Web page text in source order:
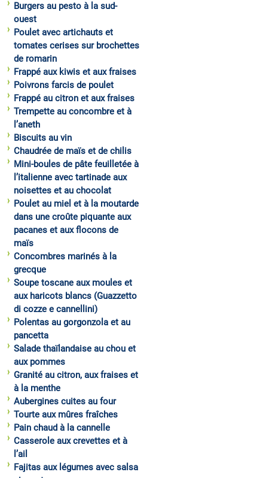
Burgers au pesto à la sud-
ouest
Poulet avec artichauts et
tomates cerises sur brochettes
de romarin
Frappé aux kiwis et aux fraises
Poivrons farcis de poulet
Frappé au citron et aux fraises
Trempette au concombre et à
l’aneth
Biscuits au vin
Chaudrée de maïs et de chilis
Mini-boules de pâte feuilletée à
l’italienne avec tartinade aux
noisettes et au chocolat
Poulet au miel et à la moutarde
dans une croûte piquante aux
pacanes et aux flocons de
maïs
Concombres marinés à la
grecque
Soupe toscane aux moules et
aux haricots blancs (Guazzetto
di cozze e cannellini)
Polentas au gorgonzola et au
pancetta
Salade thaïlandaise au chou et
aux pommes
Granité au citron, aux fraises et
à la menthe
Aubergines cuites au four
Tourte aux mûres fraîches
Pain chaud à la cannelle
Casserole aux crevettes et à
l’ail
Fajitas aux légumes avec salsa